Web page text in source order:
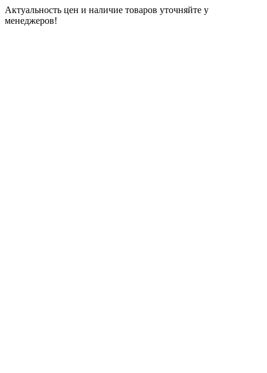
Актуальность цен и наличие товаров уточняйте у
менеджеров!